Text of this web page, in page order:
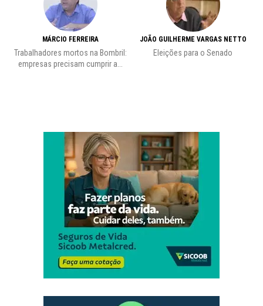
MÁRCIO FERREIRA
Trabalhadores mortos na Bombril:
empresas precisam cumprir a...
JOÃO GUILHERME VARGAS NETTO
Eleições para o Senado